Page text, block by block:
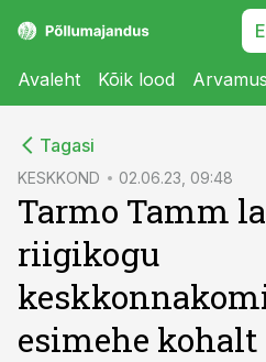
Avaleht Kõik lood
Tagasi
KESKKOND 02.06.23, 09:48
Tarmo Tamm
riigikogu
esimehe kohalt